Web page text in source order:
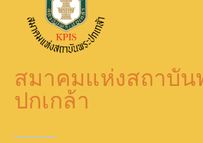
สมาคมแห่งสถาบัน
ปกเกล้า